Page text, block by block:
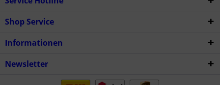
Shop Service
Informationen
Newsletter